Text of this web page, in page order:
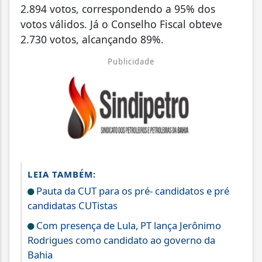
2.894 votos, correspondendo a 95% dos
votos válidos. Já o Conselho Fiscal obteve
2.730 votos, alcançando 89%.
Publicidade
LEIA TAMBÉM:
Pauta da CUT para os pré- candidatos e pré
candidatas CUTistas
Com presença de Lula, PT lança Jerônimo
Rodrigues como candidato ao governo da
Bahia